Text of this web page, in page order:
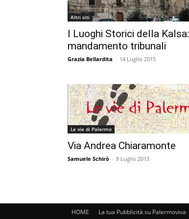
Altri siti
I Luoghi Storici della Kalsa:
mandamento tribunali
Grazia Bellardita - 14 Luglio 2015
Le vie di Palermo
Via Andrea Chiaramonte
Samuele Schirò - 8 Luglio 2013
HOME La tua Pubblicità su Palermoviva